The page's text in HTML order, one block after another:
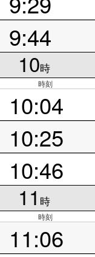
9:44
10時
時刻
10:04
10:25
10:46
11 時
時刻
11:06